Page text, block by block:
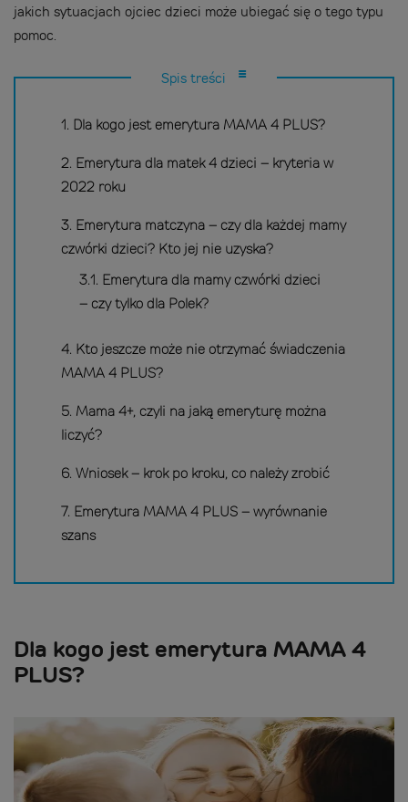
jakich sytuacjach ojciec dzieci może ubiegać się o tego typu
pomoc.
Spis treści
1. Dla kogo jest emerytura MAMA 4 PLUS?
2. Emerytura dla matek 4 dzieci – kryteria w
2022 roku
3. Emerytura matczyna – czy dla każdej mamy
czwórki dzieci? Kto jej nie uzyska?
3.1. Emerytura dla mamy czwórki dzieci
– czy tylko dla Polek?
4. Kto jeszcze może nie otrzymać świadczenia
MAMA 4 PLUS?
5. Mama 4+, czyli na jaką emeryturę można
liczyć?
6. Wniosek – krok po kroku, co należy zrobić
7. Emerytura MAMA 4 PLUS – wyrównanie
szans
Dla kogo jest emerytura MAMA 4
PLUS?